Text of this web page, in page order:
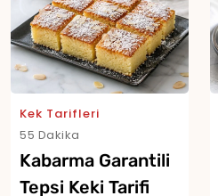
Kek Tarifleri
55 Dakika
Kabarma Garantili
Tepsi Keki Tarifi